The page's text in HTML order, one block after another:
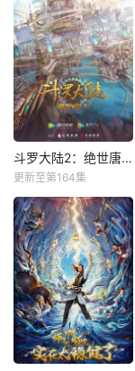
斗罗大陆2：绝世唐门
更新至第164集